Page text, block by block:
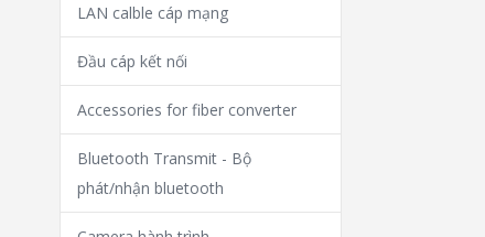
LAN calble cáp mạng
Đầu cáp kết nối
Accessories for fiber converter
Bluetooth Transmit - Bộ
phát/nhận bluetooth